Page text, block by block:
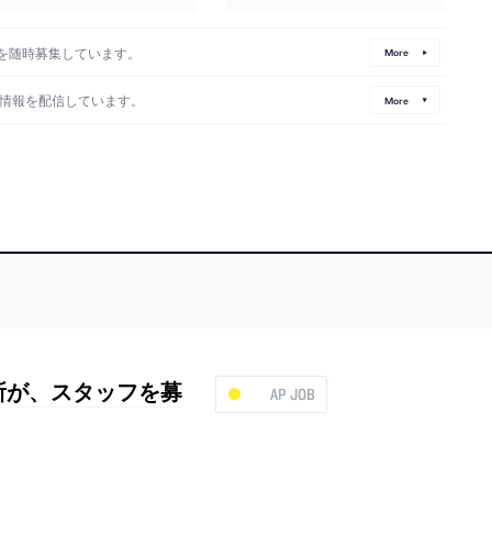
時募集しています。 More
報を配信しています。 More
AP JOB
、スタッフを募